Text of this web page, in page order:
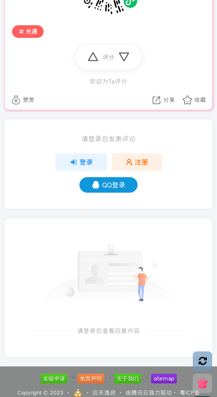
光遇
评分
欢迎为Ta评分
赞赏 分享 收藏
请登录后发表评论
登录 注册
QQ登录
请登录后查看回复内容
Copyright © 2023 · · 应天逸启 · 由 腾讯云强力驱动· 粤ICP备